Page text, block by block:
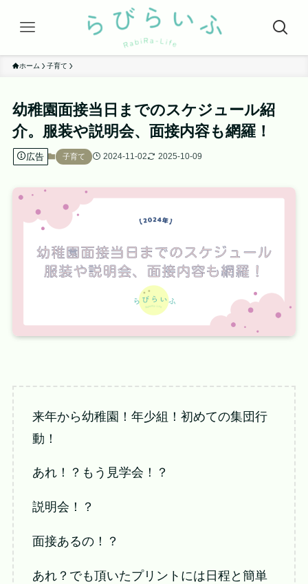
ホーム 子育て
幼稚園面接当日までのスケジュール紹
介。服装や説明会、面接内容も網羅！
広告 子育て 2024-11-02 2025-10-09
来年から幼稚園！年少組！初めての集団行
動！
あれ！？もう見学会！？
説明会！？
面接あるの！？
あれ？でも頂いたプリントには日程と簡単